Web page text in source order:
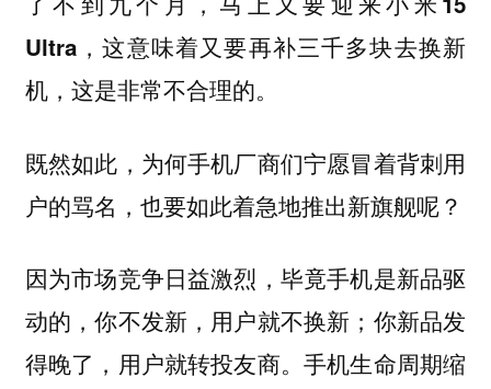
Ultra，这意味着又要再补三千多块去换新
机，这是非常不合理的。
既然如此，为何手机厂商们宁愿冒着背刺用
户的骂名，也要如此着急地推出新旗舰呢？
因为市场竞争日益激烈，毕竟手机是新品驱
动的，你不发新，用户就不换新；你新品发
得晚了，用户就转投友商。手机生命周期缩